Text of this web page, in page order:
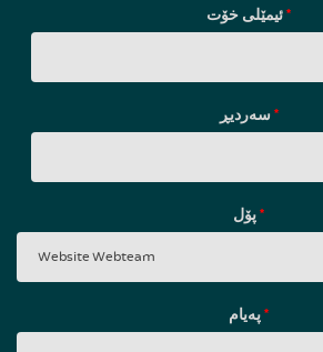
*
سه‌ردیڕ*
*
*